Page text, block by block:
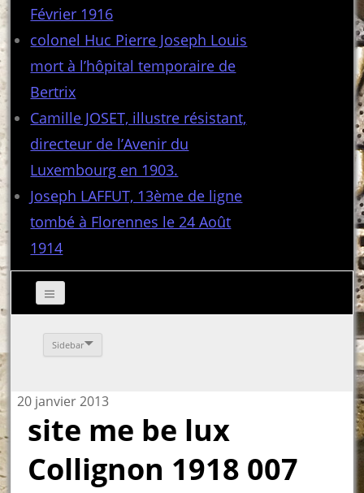
Février 1916
colonel Huc Pierre Joseph Louis
mort à l’hôpital temporaire de
Bertrix
Camille JOSET, illustre résistant,
directeur de l’Avenir du
Luxembourg en 1903.
Joseph LAFFUT, 13ème de ligne
tombé à Florennes le 24 Août
1914
Sidebar
20 janvier 2013
site me be lux
Collignon 1918 007